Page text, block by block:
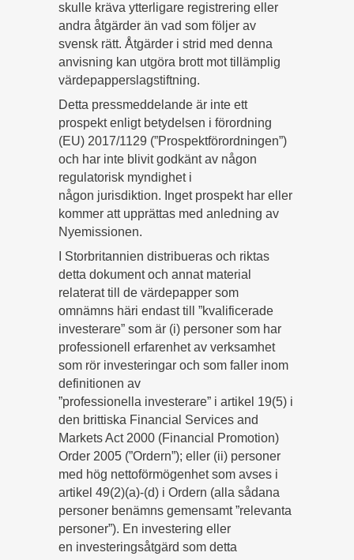
skulle kräva ytterligare registrering eller
andra åtgärder än vad som följer av
svensk rätt. Åtgärder i strid med denna
anvisning kan utgöra brott mot tillämplig
värdepapperslagstiftning.
Detta pressmeddelande är inte ett
prospekt enligt betydelsen i förordning
(EU) 2017/1129 (”Prospektförordningen”)
och har inte blivit godkänt av någon
regulatorisk myndighet i
någon jurisdiktion. Inget prospekt har eller
kommer att upprättas med anledning av
Nyemissionen.
I Storbritannien distribueras och riktas
detta dokument och annat material
relaterat till de värdepapper som
omnämns häri endast till ”kvalificerade
investerare” som är (i) personer som har
professionell erfarenhet av verksamhet
som rör investeringar och som faller inom
definitionen av
”professionella investerare” i artikel 19(5) i
den brittiska Financial Services and
Markets Act 2000 (Financial Promotion)
Order 2005 (”Ordern”); eller (ii) personer
med hög nettoförmögenhet som avses i
artikel 49(2)(a)-(d) i Ordern (alla sådana
personer benämns gemensamt ”relevanta
personer”). En investering eller
en investeringsåtgärd som detta